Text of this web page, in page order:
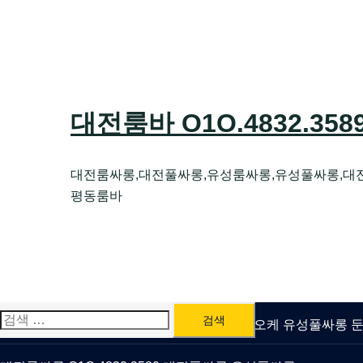
대전룸바
대전룸싸롱,대전풀싸롱,유성룸싸롱,유성풀싸롱,대
평동룸바
검
색:
유성룸싸롱 O1O.4832.3589 대전퍼블릭가라오케 유성풀싸롱